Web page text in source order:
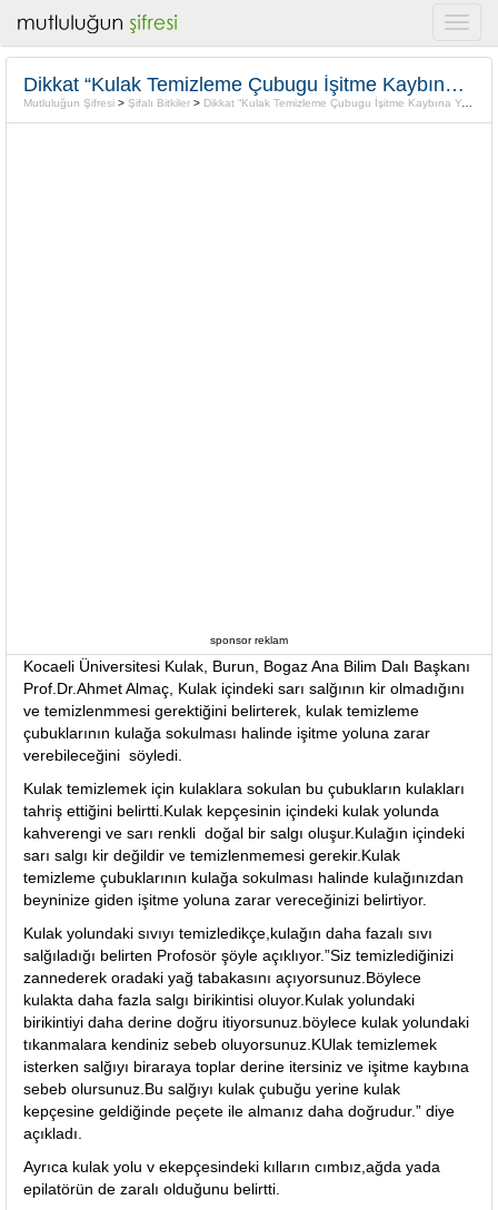
Dikkat “Kulak Temizleme Çubugu İşitme Kaybına Yol açıyor”
Mutluluğun Şifresi > Şifalı Bitkiler > Dikkat “Kulak Temizleme Çubugu İşitme Kaybına Yol açıyor”
sponsor reklam
Kocaeli Üniversitesi Kulak, Burun, Bogaz Ana Bilim Dalı Başkanı
Prof.Dr.Ahmet Almaç, Kulak içindeki sarı salğının kir olmadığını
ve temizlenmmesi gerektiğini belirterek, kulak temizleme
çubuklarının kulağa sokulması halinde işitme yoluna zarar
verebileceğini söyledi.
Kulak temizlemek için kulaklara sokulan bu çubukların kulakları
tahriş ettiğini belirtti.Kulak kepçesinin içindeki kulak yolunda
kahverengi ve sarı renkli doğal bir salgı oluşur.Kulağın içindeki
sarı salgı kir değildir ve temizlenmemesi gerekir.Kulak
temizleme çubuklarının kulağa sokulması halinde kulağınızdan
beyninize giden işitme yoluna zarar vereceğinizi belirtiyor.
Kulak yolundaki sıvıyı temizledikçe,kulağın daha fazalı sıvı
salğıladığı belirten Profosör şöyle açıklıyor.”Siz temizlediğinizi
zannederek oradaki yağ tabakasını açıyorsunuz.Böylece
kulakta daha fazla salgı birikintisi oluyor.Kulak yolundaki
birikintiyi daha derine doğru itiyorsunuz.böylece kulak yolundaki
tıkanmalara kendiniz sebeb oluyorsunuz.KUlak temizlemek
isterken salğıyı biraraya toplar derine itersiniz ve işitme kaybına
sebeb olursunuz.Bu salğıyı kulak çubuğu yerine kulak
kepçesine geldiğinde peçete ile almanız daha doğrudur.” diye
açıkladı.
Ayrıca kulak yolu v ekepçesindeki kılların cımbız,ağda yada
epilatörün de zaralı olduğunu belirtti.